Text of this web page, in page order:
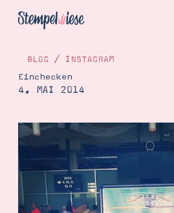
Katalog
Bestellen
Kontakt
BLOG / INSTAGRAM
Einchecken
4. MAI 2014